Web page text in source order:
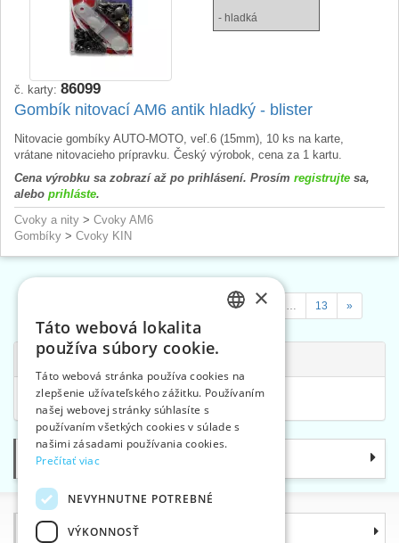
- hladká
č. karty: 86099
Gombík nitovací AM6 antik hladký - blister
Nitovacie gombíky AUTO-MOTO, veľ.6 (15mm), 10 ks na karte,
vrátane nitovacieho prípravku. Český výrobok, cena za 1 kartu.
Cena výrobku sa zobrazí až po prihlásení. Prosím registrujte sa,
alebo prihláste.
Cvoky a nity > Cvoky AM6
Gombíky > Cvoky KIN
… 10 13 »
Súvisiace kategórie
Stojany a zásobníky >Tuby
Kategórie
Informácie
ENGLISH
GERMAN
×
Táto webová lokalita
používa súbory cookie.
Táto webová stránka používa cookies na
zlepšenie užívateľského zážitku. Používaním
našej webovej stránky súhlasíte s
používaním všetkých cookies v súlade s
našimi zásadami používania cookies.
Prečítať viac
NEVYHNUTNE POTREBNÉ
VÝKONNOSŤ